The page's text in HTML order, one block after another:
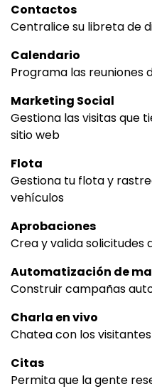
Contactos
Centralice su libreta de
Calendario
Programa las reuniones
Marketing Social
Gestiona las visitas que
sitio web
Flota
Gestiona tu flota y
vehículos
Aprobaciones
Crea y valida solicitudes
Automatización de
Construir campañas
Charla en vivo
Chatea con los
Citas
Permita que la gente